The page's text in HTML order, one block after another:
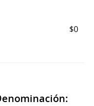
$0